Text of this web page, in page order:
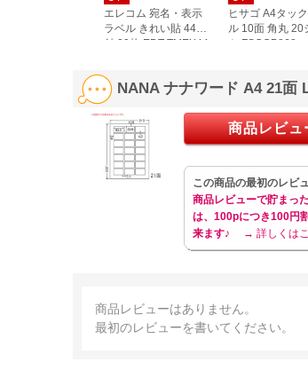
エレコム 宛名・表示
ラベル きれい貼 44面
付 20枚 EDT-TMEX44
ヒサゴ A4タッ
ル 10面 角丸 20
ト FSCOP868
NANA ナナワード A4 21面
商品レビュ
この商品の最初のレビ
商品レビューで貯まっ
は、100pにつき100円
来ます♪
→ 詳しくは
商品レビューはありません。
最初のレビューを書いてください。